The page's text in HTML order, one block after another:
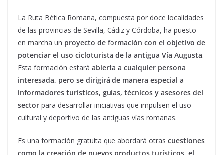
La Ruta Bética Romana, compuesta por doce localidades
de las provincias de Sevilla, Cádiz y Córdoba, ha puesto
en marcha un proyecto de formación con el objetivo de
potenciar el uso cicloturista de la antigua Vía Augusta.
Esta formación estará abierta a cualquier persona
interesada, pero se dirigirá de manera especial a
informadores turísticos, guías, técnicos y asesores del
sector para desarrollar iniciativas que impulsen el uso
cultural y deportivo de las antiguas vías romanas.
Es una formación gratuita que abordará otras cuestiones
como la creación de nuevos productos turísticos, el